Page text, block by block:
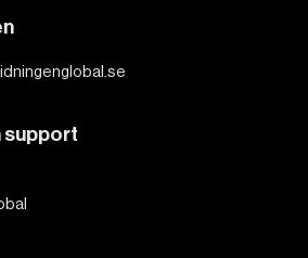
support
PRESSTÖDET